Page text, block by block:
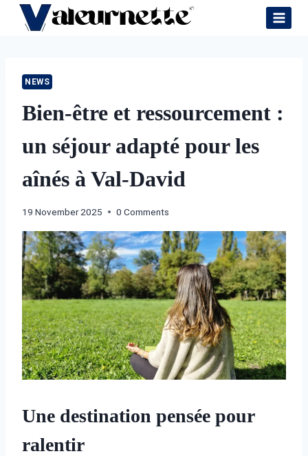
Skip
NEWS
Bien-être et ressourcement :
un séjour adapté pour les
aînés à Val-David
19 November 2025 0 Comments
Une destination pensée pour
ralentir